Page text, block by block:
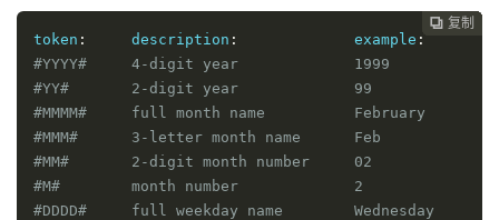
 复制
 复制
 复制
 复制
 复制
 复制
 复制
token :
     description
:
             example
:
#YYYY#     4-digit year             1999
#YY#       2-digit year             99
#MMMM#     full month name          February
#MMM#      3-letter month name      Feb
#MM#       2-digit month number     02
#M#        month number             2
#DDDD#     full weekday name        Wednesday